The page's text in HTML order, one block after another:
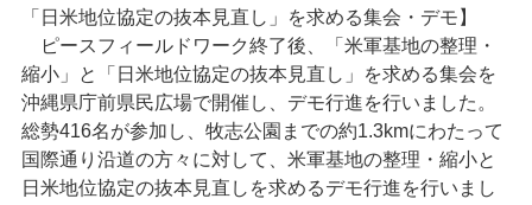
「日米地位協定の抜本見直し」を求める集会・デモ】
ピースフィールドワーク終了後、「米軍基地の整理・
縮小」と「日米地位協定の抜本見直し」を求める集会を
沖縄県庁前県民広場で開催し、デモ行進を行いました。
総勢416名が参加し、牧志公園までの約1.3kmにわたって
国際通り沿道の方々に対して、米軍基地の整理・縮小と
日米地位協定の抜本見直しを求めるデモ行進を行いまし